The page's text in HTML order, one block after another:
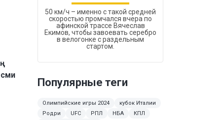
50 км/ч – именно с такой средней
скоростью промчался вчера по
афинской трассе Вячеслав
Екимов, чтобы завоевать серебро
в велогонке с раздельным
стартом.
Популярные теги
Олимпийские игры 2024
кубок Италии
Родри
UFC РПЛ НБА
КПЛ